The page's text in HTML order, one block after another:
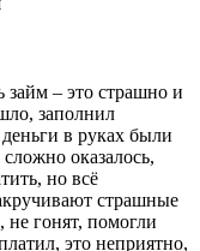
займ – это страшно и
заполнил
в руках были
оказалось,
но всё
страшные
гонят, помогли
это неприятно,